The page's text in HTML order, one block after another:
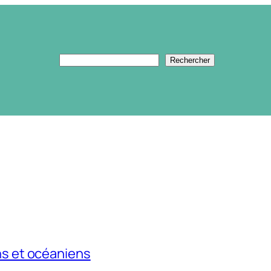
Rechercher Rechercher
et océaniens